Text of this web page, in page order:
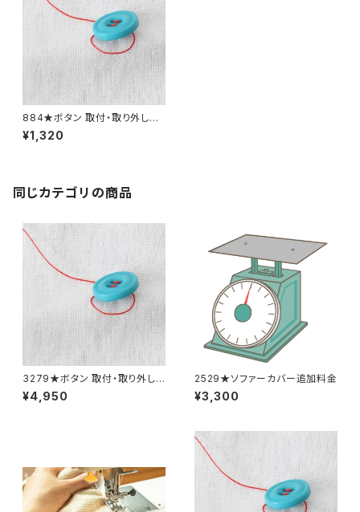
884★ボタン 取付・取り外し料
金(追加4個分)
¥1,320
同じカテゴリの商品
3279★ボタン 取付・取り外し
料金(15個分)
¥4,950
2529★ソファーカバー追加料金
¥3,300